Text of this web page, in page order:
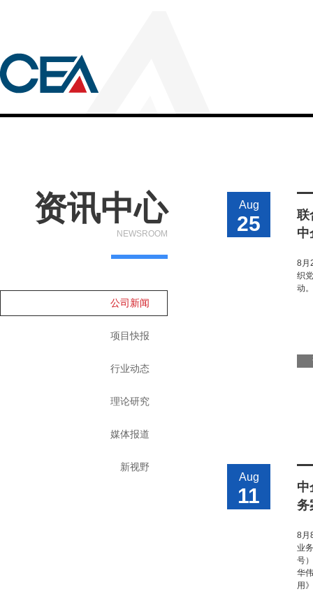
资讯中心
NEWSROOM
公司新闻
项目快报
行业动态
理论研究
媒体报道
新视野
Aug
25
联
中
8月
织
动。
Aug
11
中
务
8月
业
号
华
用